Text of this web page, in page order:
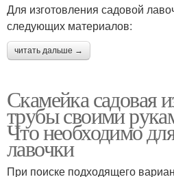
Для изготовления садовой
следующих материалов:
читать дальше →
Скамейка садовая
трубы своими
Что необходимо
лавочки
При поиске подходящего